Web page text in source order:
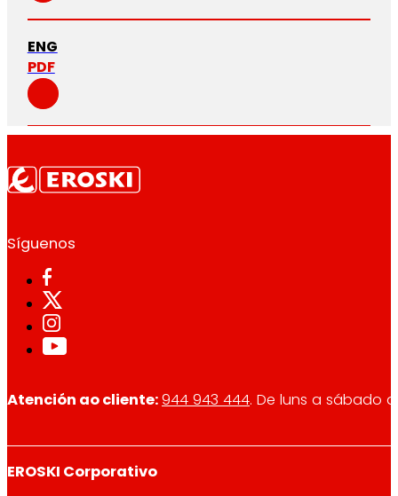
ENG
PDF
Síguenos
Atención ao cliente:944 943 444. De luns a sábado
EROSKI Corporativo